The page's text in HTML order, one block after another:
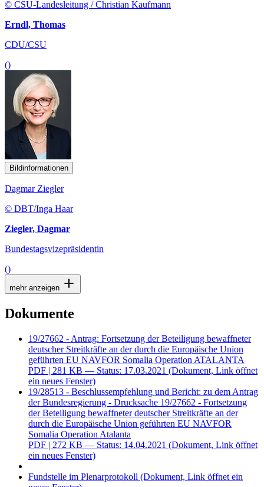
© CSU-Landesleitung / Christian Kaufmann
Erndl, Thomas
CDU/CSU
()
Bildinformationen
Dagmar Ziegler
© DBT/Inga Haar
Ziegler, Dagmar
Bundestagsvizepräsidentin
()
mehr anzeigen
Dokumente
19/27662 - Antrag: Fortsetzung der Beteiligung bewaffneter
deutscher Streitkräfte an der durch die Europäische Union
geführten EU NAVFOR Somalia Operation ATALANTA
PDF | 281 KB — Status: 17.03.2021 (Dokument, Link öffnet
ein neues Fenster)
19/28513 - Beschlussempfehlung und Bericht: zu dem Antrag
der Bundesregierung - Drucksache 19/27662 - Fortsetzung
der Beteiligung bewaffneter deutscher Streitkräfte an der
durch die Europäische Union geführten EU NAVFOR
Somalia Operation Atalanta
PDF | 272 KB — Status: 14.04.2021 (Dokument, Link öffnet
ein neues Fenster)
Fundstelle im Plenarprotokoll (Dokument, Link öffnet ein